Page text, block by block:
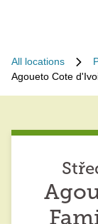
All locations
Agoueto Cote